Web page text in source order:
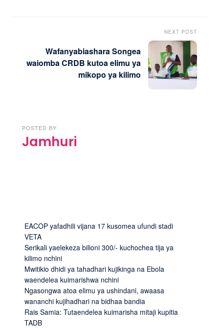
NEXT POST
Wafanyabiashara Songea
waiomba CRDB kutoa elimu ya
mikopo ya kilimo
POSTED BY
Jamhuri
EACOP yafadhili vijana 17 kusomea ufundi stadi
VETA
Serikali yaelekeza bilioni 300/- kuchochea tija ya
kilimo nchini
Mwitikio dhidi ya tahadhari kujikinga na Ebola
waendelea kuimarishwa nchini
Ngasongwa atoa elimu ya ushindani, awaasa
wananchi kujihadhari na bidhaa bandia
Rais Samia: Tutaendelea kuimarisha mitaji kupitia
TADB